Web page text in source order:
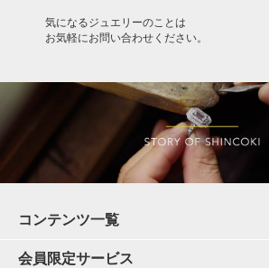
気になるジュエリーのことは
お気軽にお問い合わせください。
コンテンツ一覧
会員限定サービス